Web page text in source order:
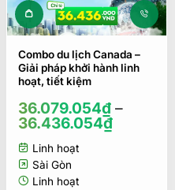
Combo du lịch Canada –
Giải pháp khởi hành linh
hoạt, tiết kiệm
36.079.054₫–
36.436.054₫
Linh hoạt
Sài Gòn
Linh hoạt